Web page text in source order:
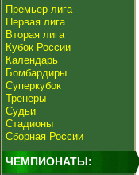
Премьер-лига
Первая лига
Вторая лига
Кубок России
Календарь
Бомбардиры
Суперкубок
Тренеры
Судьи
Стадионы
Сборная России
ЧЕМПИОНАТЫ: